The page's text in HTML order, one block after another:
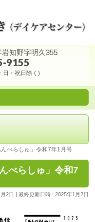
知野字明久355
9155
日・祝日除く)
べらしゅ」令和7年1月号
べらしゅ」令和7
2日 最終更新日時 : 2025年1月2日